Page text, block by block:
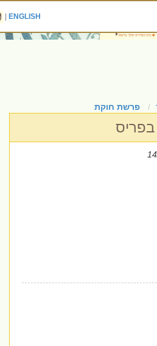
ENGLISH
|
פרשת חוקת